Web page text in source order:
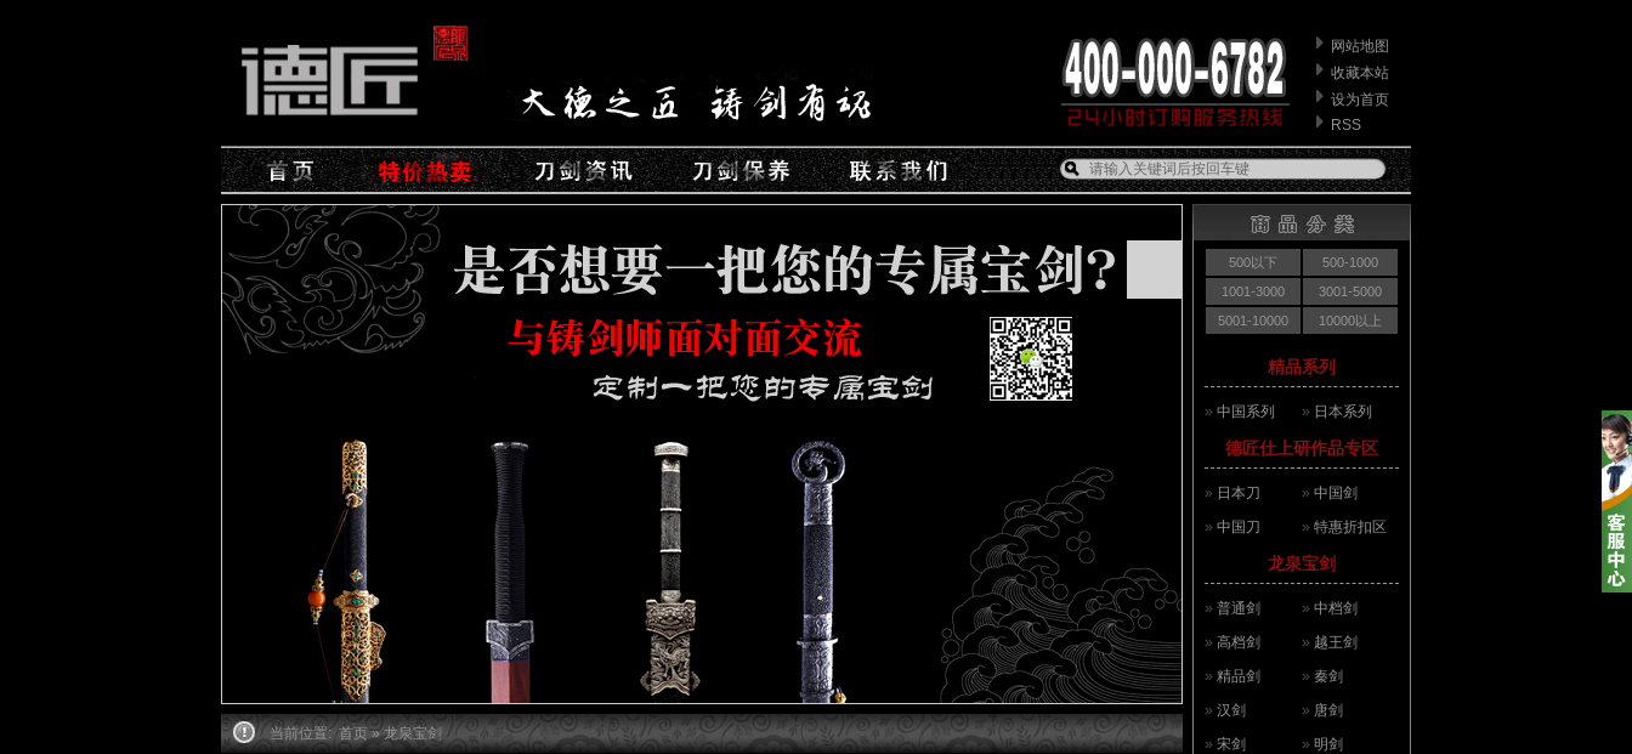
网站地图
收藏本站
设为首页
RSS
500以下
500-1000
1001-3000
3001-5000
5001-10000
10000以上
精品系列
» 中国系列 » 日本系列
德匠仕上研作品专区
» 日本刀 » 中国剑
» 中国刀 » 特惠折扣区
龙泉宝剑
» 普通剑 » 中档剑
» 高档剑 » 越王剑
» 精品剑 » 秦剑
» 汉剑 » 唐剑
» 宋剑 » 明剑
当前位置: 首页» 龙泉宝剑